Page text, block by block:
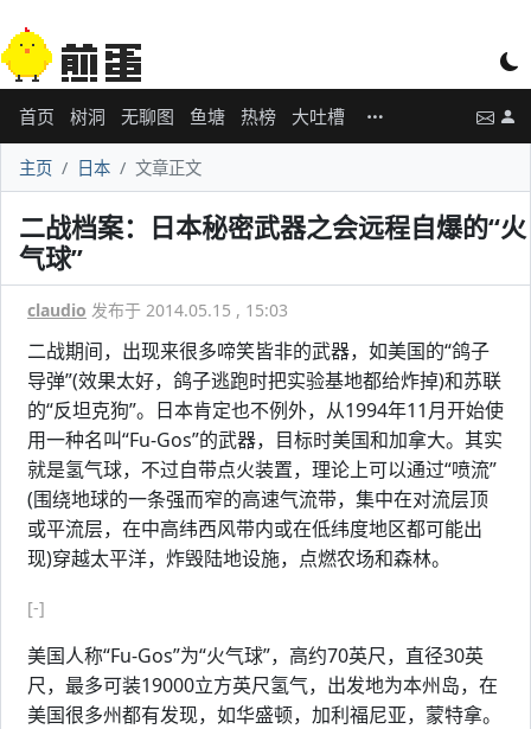
首页 树洞 无聊图 鱼塘 热榜 大吐槽
主页 日本 文章正文
二战档案：日本秘密武器之会远程自爆的“火
气球”
claudio 发布于 2014.05.15 , 15:03
二战期间，出现来很多啼笑皆非的武器，如美国的“鸽子
导弹”(效果太好，鸽子逃跑时把实验基地都给炸掉)和苏联
的“反坦克狗”。日本肯定也不例外，从1994年11月开始使
用一种名叫“Fu-Gos”的武器，目标时美国和加拿大。其实
就是氢气球，不过自带点火装置，理论上可以通过“喷流”
(围绕地球的一条强而窄的高速气流带，集中在对流层顶
或平流层，在中高纬西风带内或在低纬度地区都可能出
现)穿越太平洋，炸毁陆地设施，点燃农场和森林。
[-]
美国人称“Fu-Gos”为“火气球”，高约70英尺，直径30英
尺，最多可装19000立方英尺氢气，出发地为本州岛，在
美国很多州都有发现，如华盛顿，加利福尼亚，蒙特拿。